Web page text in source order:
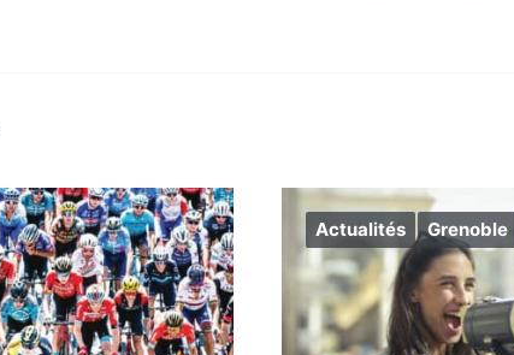
Actualités Grenoble